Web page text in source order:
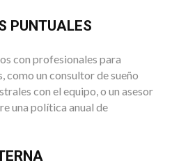
PUNTUALES
con profesionales para
como un consultor de sueño
con el equipo, o un asesor
una política anual de